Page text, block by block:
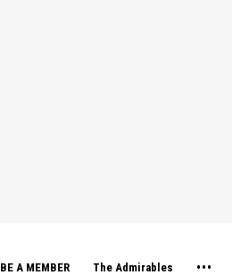
BE A MEMBER The Admirables